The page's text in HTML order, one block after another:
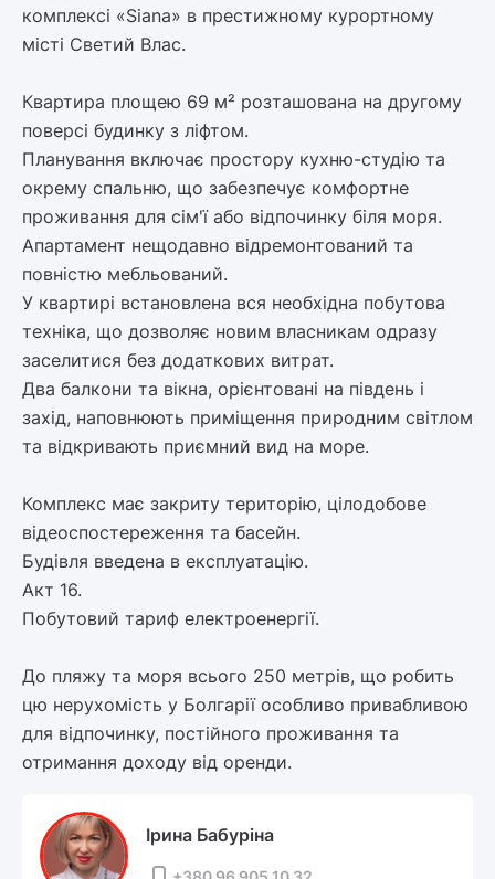
комплексі «Siana» в престижному курортному
місті Светий Влас.
Квартира площею 69 м² розташована на другому
поверсі будинку з ліфтом.
Планування включає простору кухню-студію та
окрему спальню, що забезпечує комфортне
проживання для сім'ї або відпочинку біля моря.
Апартамент нещодавно відремонтований та
повністю мебльований.
У квартирі встановлена вся необхідна побутова
техніка, що дозволяє новим власникам одразу
заселитися без додаткових витрат.
Два балкони та вікна, орієнтовані на південь і
захід, наповнюють приміщення природним світлом
та відкривають приємний вид на море.
Комплекс має закриту територію, цілодобове
відеоспостереження та басейн.
Будівля введена в експлуатацію.
Акт 16.
Побутовий тариф електроенергії.
До пляжу та моря всього 250 метрів, що робить
цю нерухомість у Болгарії особливо привабливою
для відпочинку, постійного проживання та
отримання доходу від оренди.
Ірина Бабуріна